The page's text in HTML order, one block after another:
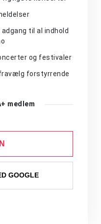
til al indhold
og festivaler
forstyrrende
medlem
GOOGLE